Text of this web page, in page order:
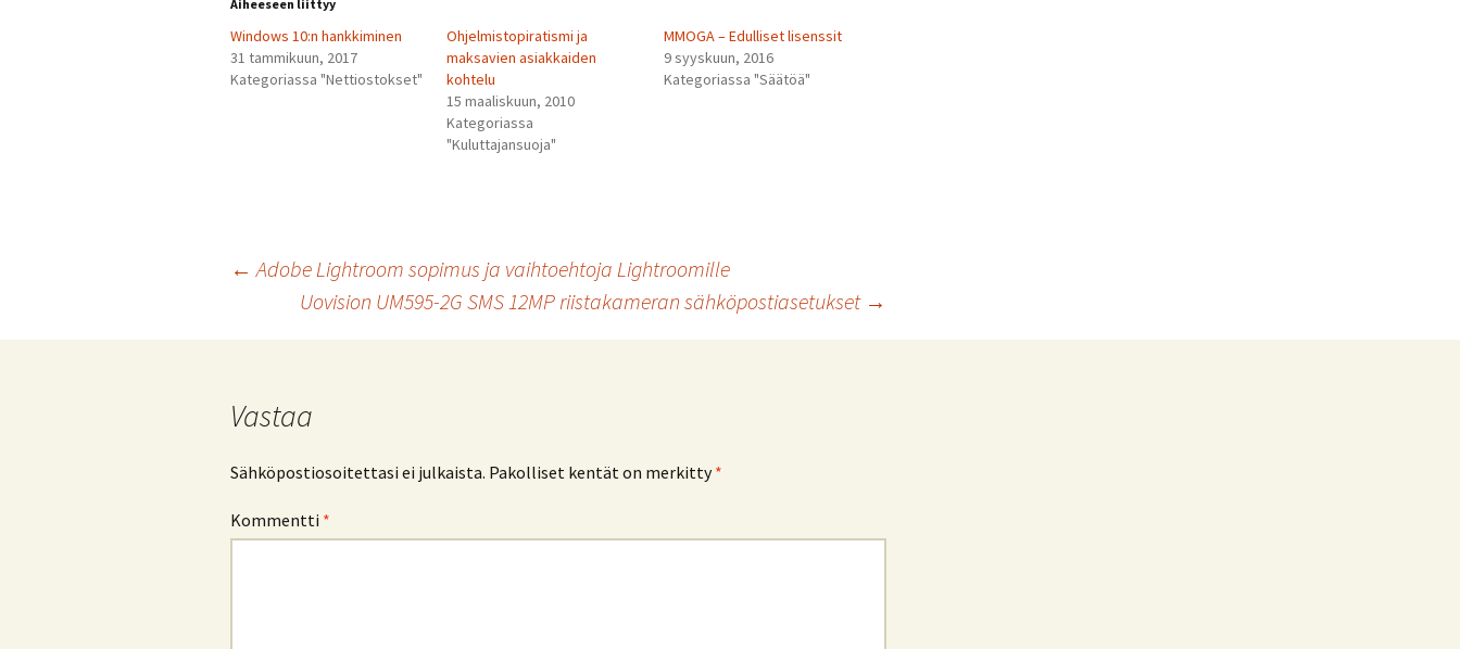
Aiheeseen liittyy
Windows 10:n hankkiminen
31 tammikuun, 2017
Kategoriassa "Nettiostokset"
Ohjelmistopiratismi ja
maksavien asiakkaiden
kohtelu
15 maaliskuun, 2010
Kategoriassa
"Kuluttajansuoja"
MMOGA – Edulliset lisenssit
9 syyskuun, 2016
Kategoriassa "Säätöä"
Artikkelien
selaus
← Adobe Lightroom sopimus ja vaihtoehtoja Lightroomille
Uovision UM595-2G SMS 12MP riistakameran sähköpostiasetukset →
Vastaa
Sähköpostiosoitettasi ei julkaista. Pakolliset kentät on merkitty*
Kommentti *